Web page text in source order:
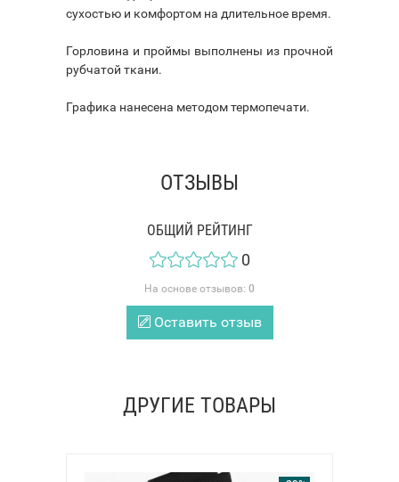
сухостью и комфортом на длительное время.
Горловина и проймы выполнены из прочной
рубчатой ткани.
Графика нанесена методом термопечати.
ОТЗЫВЫ
ОБЩИЙ РЕЙТИНГ
0
На основе отзывов: 0
Оставить отзыв
ДРУГИЕ ТОВАРЫ